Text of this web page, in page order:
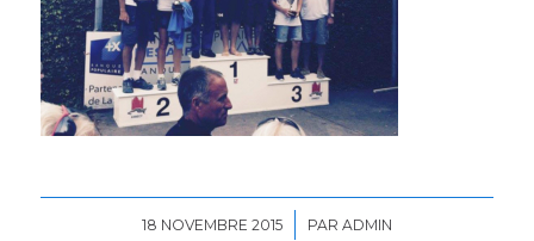
18 NOVEMBRE 2015
/ PAR ADMIN